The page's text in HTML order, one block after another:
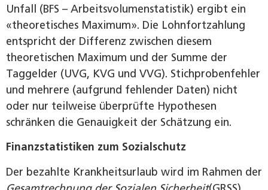
Unfall (BFS – Arbeitsvolumenstatistik) ergibt ein
«theoretisches Maximum». Die Lohnfortzahlung
entspricht der Differenz zwischen diesem
theoretischen Maximum und der Summe der
Taggelder (UVG, KVG und VVG). Stichprobenfehler
und mehrere (aufgrund fehlender Daten) nicht
oder nur teilweise überprüfte Hypothesen
schränken die Genauigkeit der Schätzung ein.
Finanzstatistiken zum Sozialschutz
Der bezahlte Krankheitsurlaub wird im Rahmen der